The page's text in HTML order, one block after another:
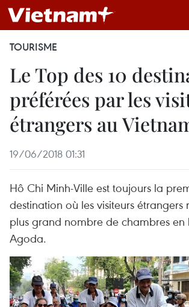
TOURISME
Le Top des 10
préférées par les
étrangers au
19/06/2018 01:31
Hô Chi Minh-Ville est toujours la
destination où les visiteurs étrangers
plus grand nombre de chambres en
Agoda.